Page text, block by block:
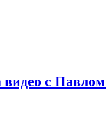
видео с